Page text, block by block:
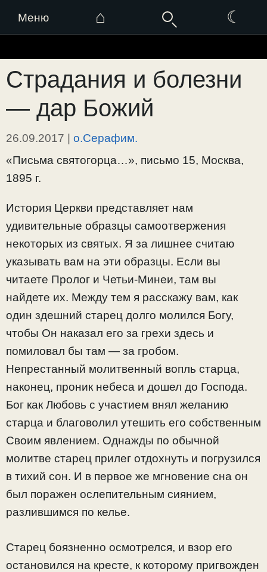
Меню ⌂ ☾
к
содержимому
Страдания и болезни
— дар Божий
26.09.2017 | о.Серафим.
«Письма святогорца…», письмо 15, Москва,
1895 г.
История Церкви представляет нам
удивительные образцы самоотвержения
некоторых из святых. Я за лишнее считаю
указывать вам на эти образцы. Если вы
читаете Пролог и Четьи-Минеи, там вы
найдете их. Между тем я расскажу вам, как
один здешний старец долго молился Богу,
чтобы Он наказал его за грехи здесь и
помиловал бы там — за гробом.
Непрестанный молитвенный вопль старца,
наконец, проник небеса и дошел до Господа.
Бог как Любовь с участием внял желанию
старца и благоволил утешить его собственным
Своим явлением. Однажды по обычной
молитве старец прилег отдохнуть и погрузился
в тихий сон. И в первое же мгновение сна он
был поражен ослепительным сиянием,
разлившимся по келье.
Старец боязненно осмотрелся, и взор его
остановился на кресте, к которому пригвожден